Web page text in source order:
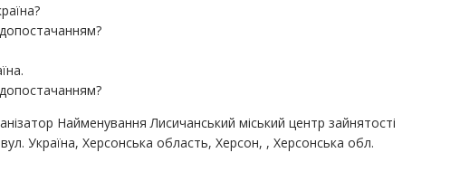
Найменування Лисичанський міський центр зайнятості
Україна, Херсонська область, Херсон, , Херсонська обл.